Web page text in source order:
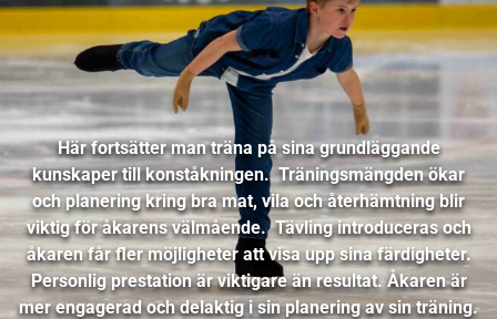
Här fortsätter man träna på sina grundläggande
kunskaper till konståkningen. Träningsmängden ökar
och planering kring bra mat, vila och återhämtning blir
viktig för åkarens välmående. Tävling introduceras och
åkaren får fler möjligheter att visa upp sina färdigheter.
Personlig prestation är viktigare än resultat. Åkaren är
mer engagerad och delaktig i sin planering av sin träning.